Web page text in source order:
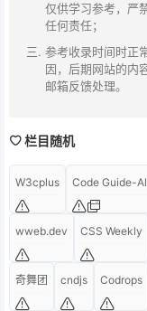
仅供学习参考，严
任何责任；
参考收录时间时正
因，后期网站的内
邮箱反馈处理。
栏目随机
W3cplus Code Guide-
wweb.dev CSS Weekly
奇舞团 cndjs Codrops